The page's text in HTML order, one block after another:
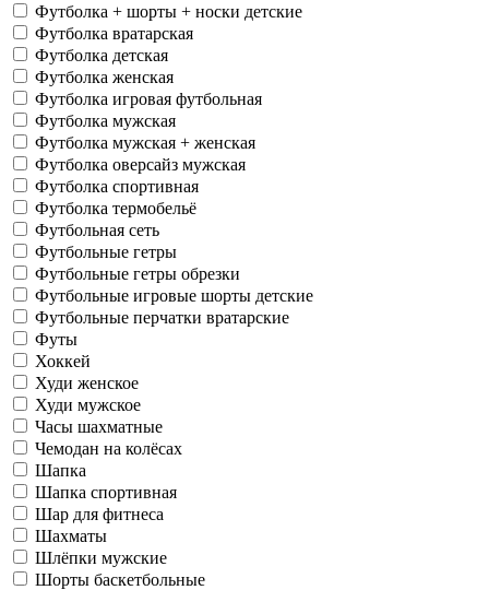
Футболка + шорты + носки детские
Футболка вратарская
Футболка детская
Футболка женская
Футболка игровая футбольная
Футболка мужская
Футболка мужская + женская
Футболка оверсайз мужская
Футболка спортивная
Футболка термобельё
Футбольная сеть
Футбольные гетры
Футбольные гетры обрезки
Футбольные игровые шорты детские
Футбольные перчатки вратарские
Футы
Хоккей
Худи женское
Худи мужское
Часы шахматные
Чемодан на колёсах
Шапка
Шапка спортивная
Шар для фитнеса
Шахматы
Шлёпки мужские
Шорты баскетбольные